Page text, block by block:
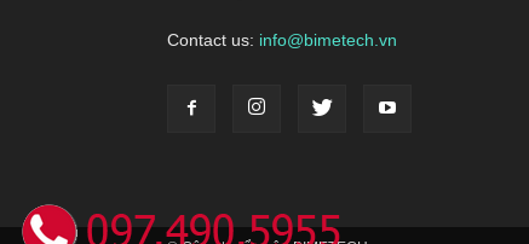
Contact us: info@bimetech.vn